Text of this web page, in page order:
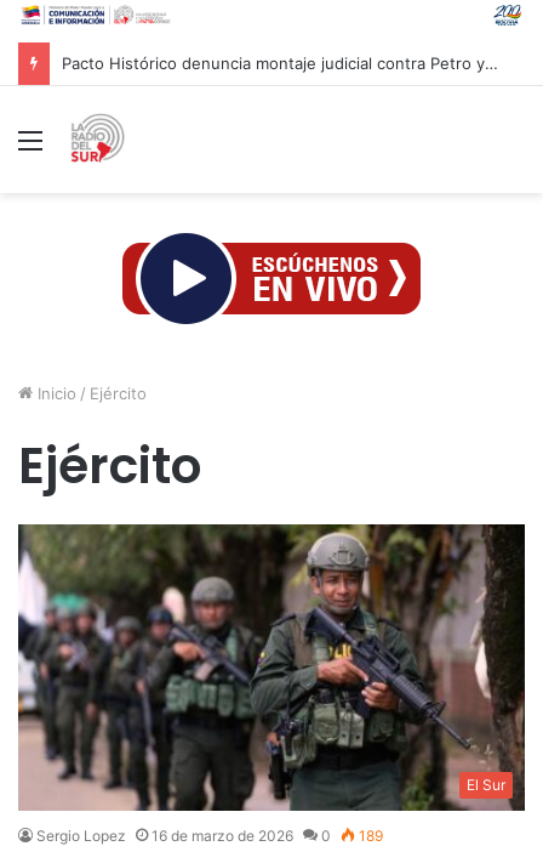
Pacto Histórico denuncia montaje judicial contra Petro y Cepeda
Menú
Inicio / Ejército
Ejército
El Sur
Sergio Lopez 16 de marzo de 2026 0 189